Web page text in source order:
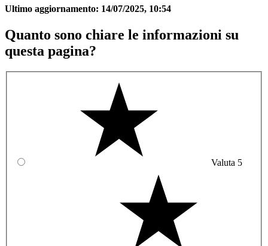
Ultimo aggiornamento: 14/07/2025, 10:54
Quanto sono chiare le informazioni su
questa pagina?
Valuta 5